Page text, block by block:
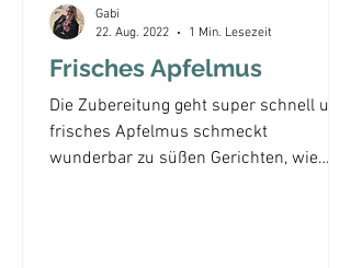
Frisches Apfelmus
Die Zubereitung geht super schnell und
frisches Apfelmus schmeckt
wunderbar zu süßen Gerichten, wie
Gabi
22. Aug. 2022
1 Min. Lesezeit